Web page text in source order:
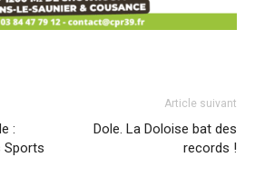
:
Sports
Article suivant
Dole. La Doloise bat des
records !